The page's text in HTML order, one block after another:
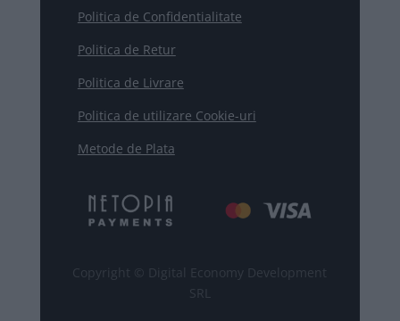
Politica de Confidentialitate
Politica de Retur
Politica de Livrare
Politica de utilizare Cookie-uri
Metode de Plata
Copyright © Digital Economy Development
SRL